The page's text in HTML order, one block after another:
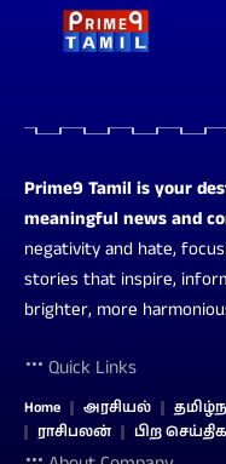
Prime9 Tamil is your
meaningful news and
negativity and hate,
stories that inspire,
brighter, more
Quick Links
Home அரசியல்
ராசிபலன்
பிற